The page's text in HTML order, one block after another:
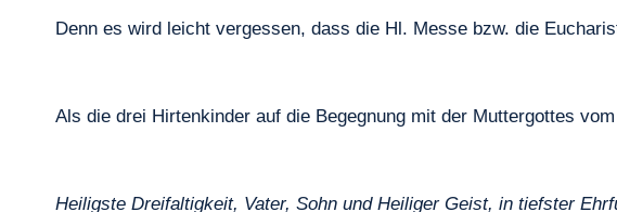
Denn es wird leicht vergessen, dass die Hl. Messe bzw. die
Als die drei Hirtenkinder auf die Begegnung mit der Muttergottes
Heiligste Dreifaltigkeit, Vater, Sohn und Heiliger Geist, in tiefster